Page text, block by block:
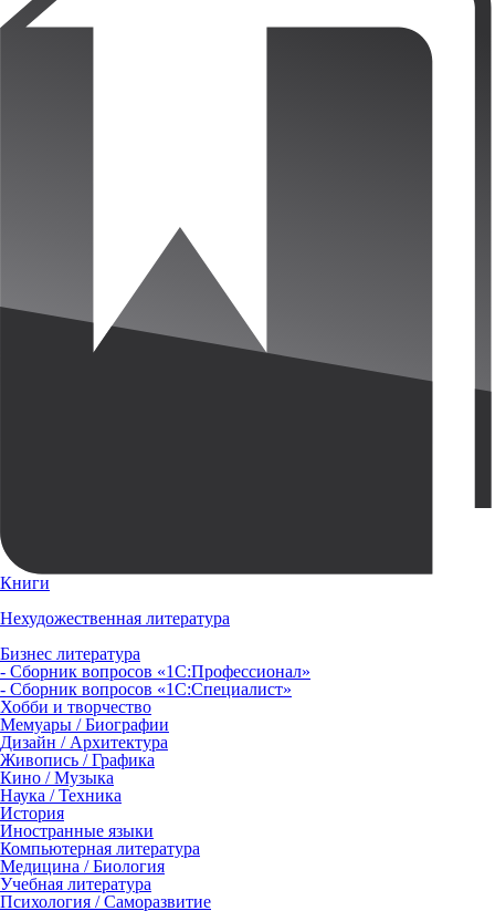
Книги
Нехудожественная литература
Бизнес литература
- Сборник вопросов «1С:Профессионал»
- Сборник вопросов «1С:Специалист»
Хобби и творчество
Мемуары / Биографии
Дизайн / Архитектура
Живопись / Графика
Кино / Музыка
Наука / Техника
История
Иностранные языки
Компьютерная литература
Медицина / Биология
Учебная литература
Психология / Саморазвитие